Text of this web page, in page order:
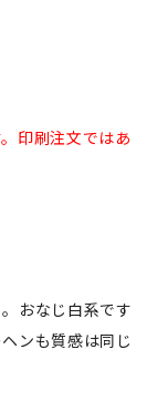
印刷注文ではあ
おなじ白系です
ンも質感は同じ